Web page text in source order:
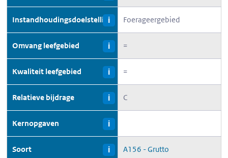
Instandhoudingsdoelstellingi Foerageergebied
Omvang leefgebied i =
Kwaliteit leefgebied i =
Relatieve bijdrage i C
Kernopgaven i
Soort i A156 - Grutto